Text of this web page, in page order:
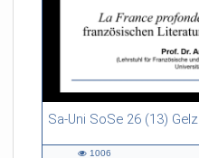
Sa-Uni SoSe 26 (13) Gelz
55:13 duration
1006